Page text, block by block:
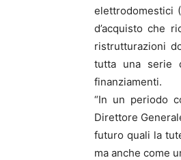
elettrodomestici
d’acquisto che
ristrutturazioni
tutta una serie
finanziamenti.
“In un periodo
Direttore
futuro quali la
ma anche come